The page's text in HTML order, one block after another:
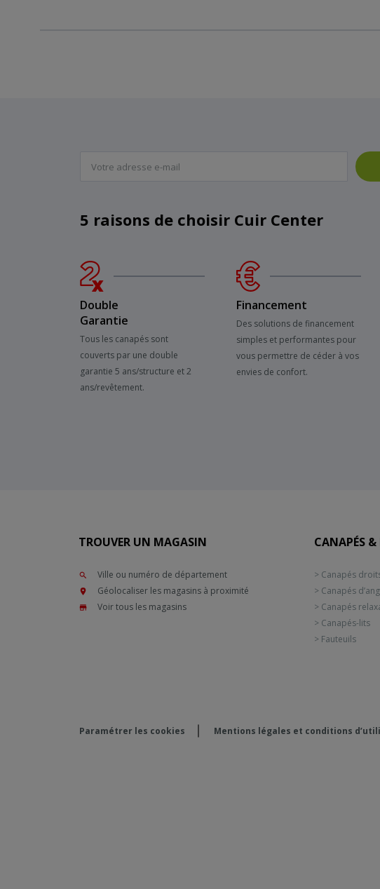
5 raisons de choisir Cuir Center
Double
Garantie
Tous les canapés sont
couverts par une double
garantie 5 ans/structure et 2
ans/revêtement.
Financement
Des solutions de financement
simples et performantes pour
vous permettre de céder à vos
envies de confort.
TROUVER UN MAGASIN
Ville ou numéro de département
Géolocaliser les magasins à proximité
Voir tous les magasins
CANAPÉS
> Canapés
> Canapés
> Canapés
> Canapés-lits
> Fauteuils
Paramétrer les cookies Mentions légales et conditions